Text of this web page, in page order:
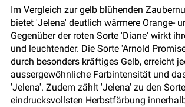
Im Vergleich zur gelb blühenden
bietet 'Jelena' deutlich wärmere Orange-
Gegenüber der roten Sorte 'Diane' wirkt
und leuchtender. Die Sorte 'Arnold
durch besonders kräftiges Gelb, erreicht
aussergewöhnliche Farbintensität und
'Jelena'. Zudem zählt 'Jelena' zu den
eindrucksvollsten Herbstfärbung